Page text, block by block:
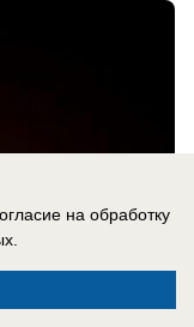
на обработку